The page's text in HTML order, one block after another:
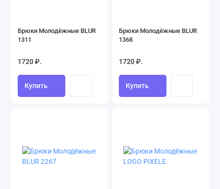
Брюки Молодёжные BLUR
1311
1720 ₽.
Купить
Брюки Молодёжные BLUR
1368
1720 ₽.
Купить